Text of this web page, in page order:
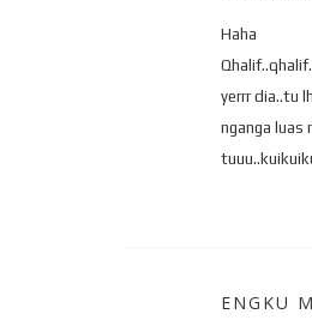
Haha
yerrr dia..tu
nganga luas
ENGKU